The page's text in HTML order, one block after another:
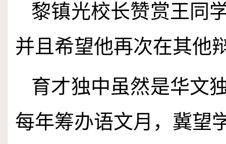
黎镇光校长赞赏王同
并且希望他再次在其他
育才独中虽然是华文
每年筹办语文月，冀望